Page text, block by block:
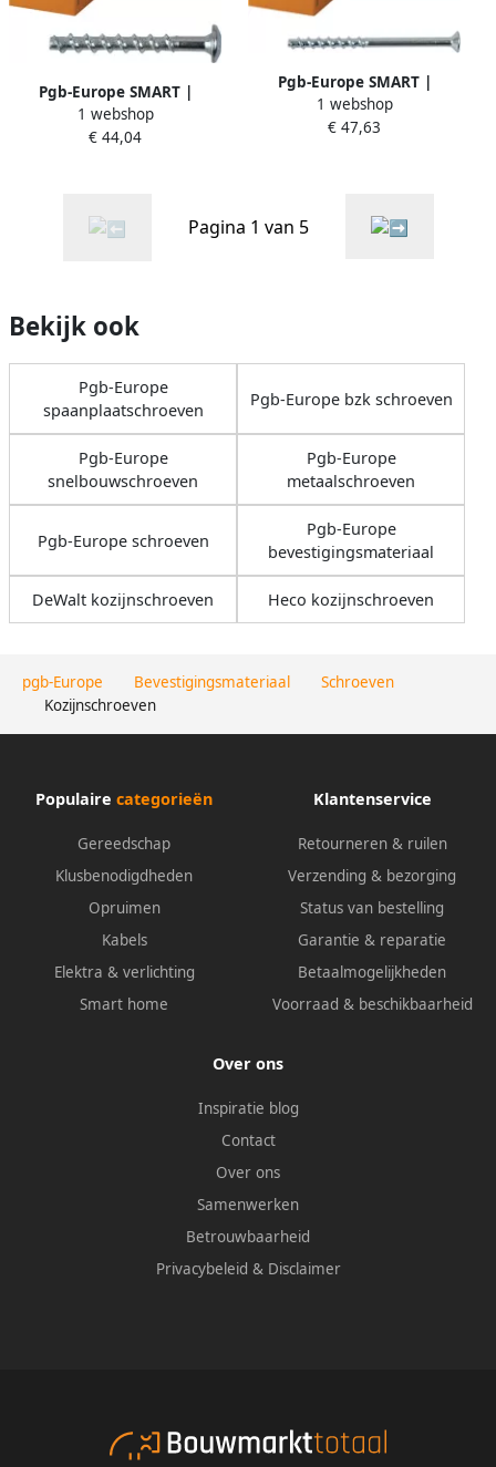
pgb-Europe Bevestigingsmateriaal
Schroeven
Kozijnschroeven
Pgb-Europe SMART |
Betonschroef S-BSP 6x25x60
Zn SM0BSP0010600603
1 webshop
€ 44,04
Pgb-Europe SMART |
Betonschroef S-BSV 5x15x50
Zn | 100 st
1 webshop
€ 47,63
Pagina 1 van 5
Bekijk ook
Pgb-Europe
spaanplaatschroeven
Pgb-Europe bzk schroeven
Pgb-Europe
snelbouwschroeven
Pgb-Europe
metaalschroeven
Pgb-Europe schroeven
Pgb-Europe
bevestigingsmateriaal
DeWalt kozijnschroeven Heco kozijnschroeven
Populaire categorieën
Gereedschap
Klusbenodigdheden
Opruimen
Kabels
Elektra & verlichting
Smart home
Klantenservice
Retourneren & ruilen
Verzending & bezorging
Status van bestelling
Garantie & reparatie
Betaalmogelijkheden
Voorraad & beschikbaarheid
Over ons
Inspiratie blog
Contact
Over ons
Samenwerken
Betrouwbaarheid
Privacybeleid & Disclaimer